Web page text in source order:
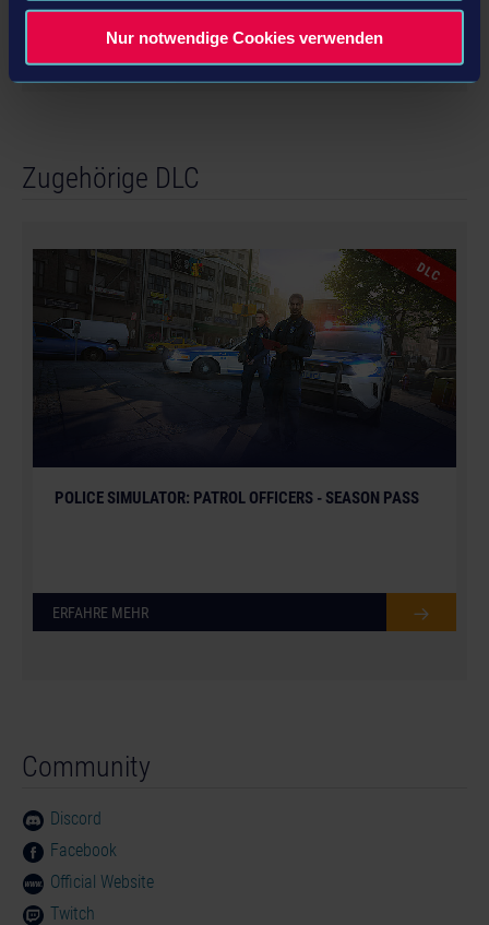
Nur notwendige Cookies verwenden
Zugehörige DLC
DLC
POLICE SIMULATOR: PATROL OFFICERS - SEASON PASS
ERFAHRE MEHR
Community
Discord
Facebook
Official Website
Twitch